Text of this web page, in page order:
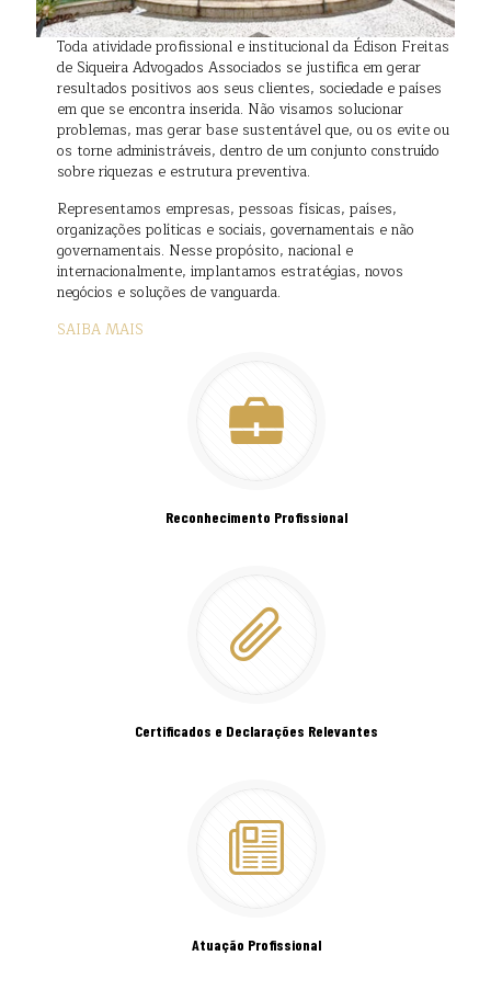
Toda atividade profissional e institucional da Édison Freitas
de Siqueira Advogados Associados se justifica em gerar
resultados positivos aos seus clientes, sociedade e países
em que se encontra inserida. Não visamos solucionar
problemas, mas gerar base sustentável que, ou os evite ou
os torne administráveis, dentro de um conjunto construído
sobre riquezas e estrutura preventiva.
Representamos empresas, pessoas físicas, países,
organizações políticas e sociais, governamentais e não
governamentais. Nesse propósito, nacional e
internacionalmente, implantamos estratégias, novos
negócios e soluções de vanguarda.
SAIBA MAIS
Reconhecimento Profissional
Certificados e Declarações Relevantes
Atuação Profissional